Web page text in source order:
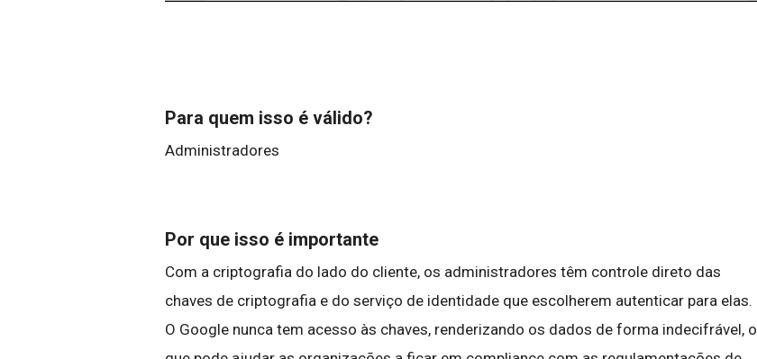
Para quem isso é válido?
Administradores
Por que isso é importante
Com a criptografia do lado do cliente, os administradores têm controle direto das
chaves de criptografia e do serviço de identidade que escolherem autenticar para elas.
O Google nunca tem acesso às chaves, renderizando os dados de forma indecifrável, o